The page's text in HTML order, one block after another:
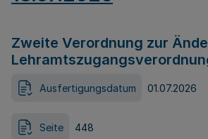
Zweite Verordnung zur
Ausfertigungsdatum 01.07.2026
Seite 448